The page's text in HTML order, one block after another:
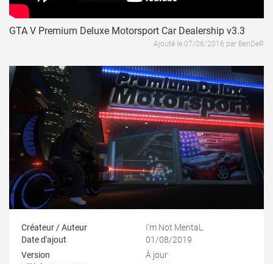
GTA V Premium Deluxe Motorsport Car Dealership v3.3
Ajouté le 07/06/2016 par BenDeR
Créateur / Auteur
I'm Not MentaL
Date d'ajout
01/08/2019
Version
À jour